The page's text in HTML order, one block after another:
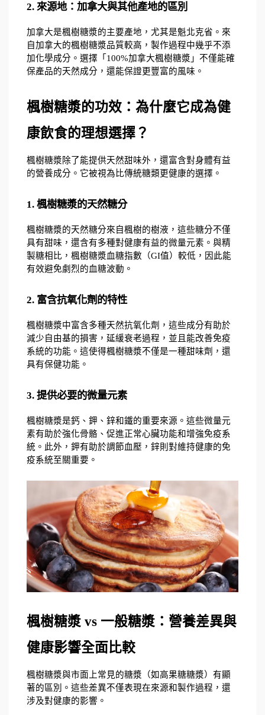
2. 來源地：加拿大與其他產地的區別
加拿大是楓樹糖漿的主要產地，尤其是魁北克省。來
自加拿大的楓樹糖漿品質較高，製作過程中幾乎不添
加化學成分。選擇「100%加拿大楓樹糖漿」不僅能確
保產品的天然成分，還能保證更豐富的風味。
楓樹糖漿的功效：為什麼它成為健
康飲食的理想選擇？
楓樹糖漿除了能提供天然甜味外，還富含對身體有益
的營養成分。它被視為比傳統糖類更健康的選擇。
1. 楓樹糖漿的天然糖分
楓樹糖漿的天然糖分來自楓樹的樹液，這些糖分不僅
具有甜味，還含有多種對健康有益的微量元素。與精
製糖相比，楓樹糖漿血糖指數（GI值）較低，因此能
有效避免劇烈的血糖波動。
2. 富含抗氧化劑的特性
楓樹糖漿中富含多種天然抗氧化劑，這些成分有助於
減少自由基的損害，延緩衰老過程，並且能改善免疫
系統的功能。這使得楓樹糖漿不僅是一種甜味劑，還
具有保健功能。
3. 提供必要的微量元素
楓樹糖漿是鈣、鉀、鋅和鐵的重要來源。這些微量元
素有助於強化骨骼、促進正常心臟功能和增強免疫系
統。此外，鉀有助於調節血壓，鋅則對維持健康的免
疫系統至關重要。
楓樹糖漿 vs 一般糖漿：營養差異與
健康影響全面比較
楓樹糖漿與市面上常見的糖漿（如高果糖糖漿）有顯
著的區別。這些差異不僅表現在來源和製作過程，還
涉及對健康的影響。